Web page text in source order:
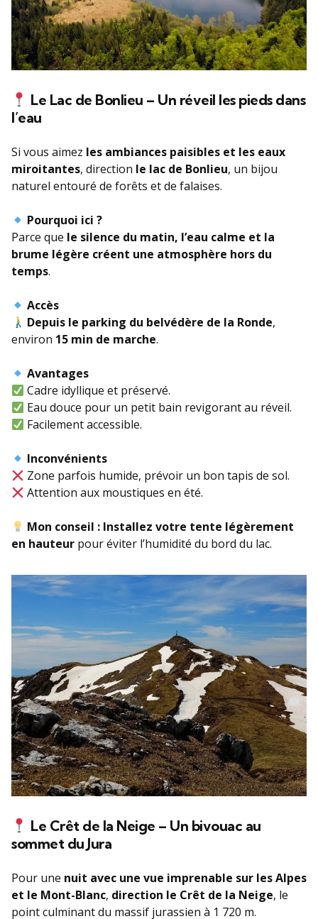
Le Lac de Bonlieu – Un réveil les pieds dans
l’eau
Si vous aimez les ambiances paisibles et les eaux
miroitantes, direction le lac de Bonlieu, un bijou
naturel entouré de forêts et de falaises.
Pourquoi ici ?
Parce que le silence du matin, l’eau calme et la
brume légère créent une atmosphère hors du
temps.
Accès
Depuis le parking du belvédère de la Ronde,
environ 15 min de marche.
Avantages
Cadre idyllique et préservé.
Eau douce pour un petit bain revigorant au réveil.
Facilement accessible.
Inconvénients
Zone parfois humide, prévoir un bon tapis de sol.
Attention aux moustiques en été.
Mon conseil : Installez votre tente légèrement
en hauteur pour éviter l’humidité du bord du lac.
Le Crêt de la Neige – Un bivouac au
sommet du Jura
Pour une nuit avec une vue imprenable sur les Alpes
et le Mont-Blanc, direction le Crêt de la Neige, le
point culminant du massif jurassien à 1 720 m.